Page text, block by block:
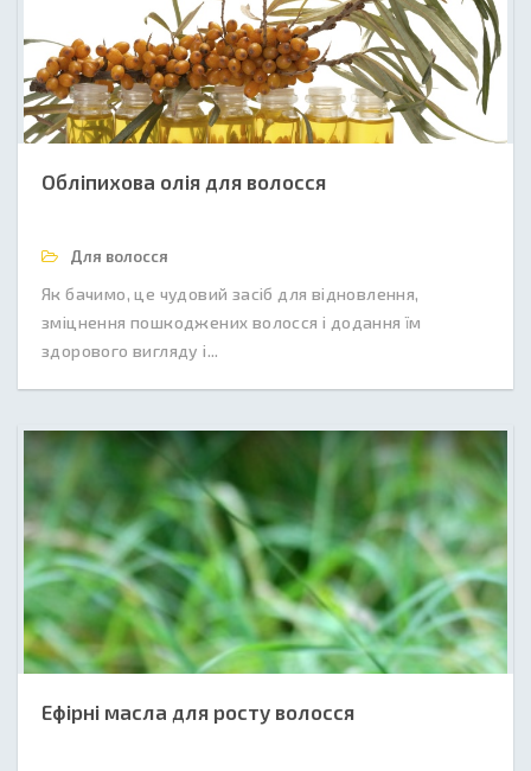
Обліпихова олія для волосся
Для волосся
Як бачимо, це чудовий засіб для відновлення,
зміцнення пошкоджених волосся і додання їм
здорового вигляду і...
Ефірні масла для росту волосся